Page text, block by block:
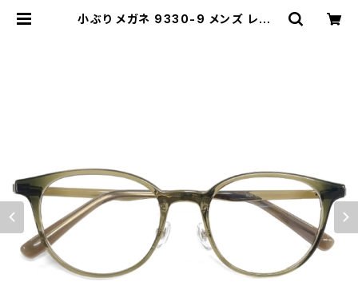
小ぶり メガネ 9330-9 メンズ レディ